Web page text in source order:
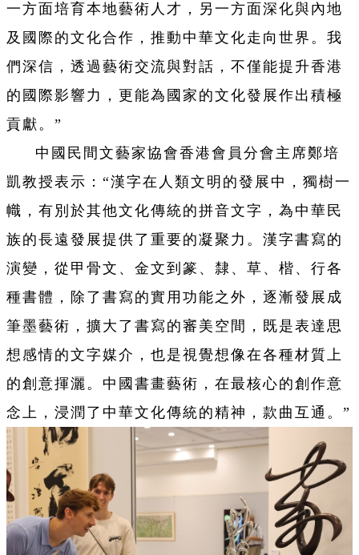
一方面培育本地藝術人才，另一方面深化與內地
及國際的文化合作，推動中華文化走向世界。我
們深信，透過藝術交流與對話，不僅能提升香港
的國際影響力，更能為國家的文化發展作出積極
貢獻。”
中國民間文藝家協會香港會員分會主席鄭培
凱教授表示：“漢字在人類文明的發展中，獨樹一
幟，有別於其他文化傳統的拼音文字，為中華民
族的長遠發展提供了重要的凝聚力。漢字書寫的
演變，從甲骨文、金文到篆、隸、草、楷、行各
種書體，除了書寫的實用功能之外，逐漸發展成
筆墨藝術，擴大了書寫的審美空間，既是表達思
想感情的文字媒介，也是視覺想像在各種材質上
的創意揮灑。中國書畫藝術，在最核心的創作意
念上，浸潤了中華文化傳統的精神，款曲互通。”